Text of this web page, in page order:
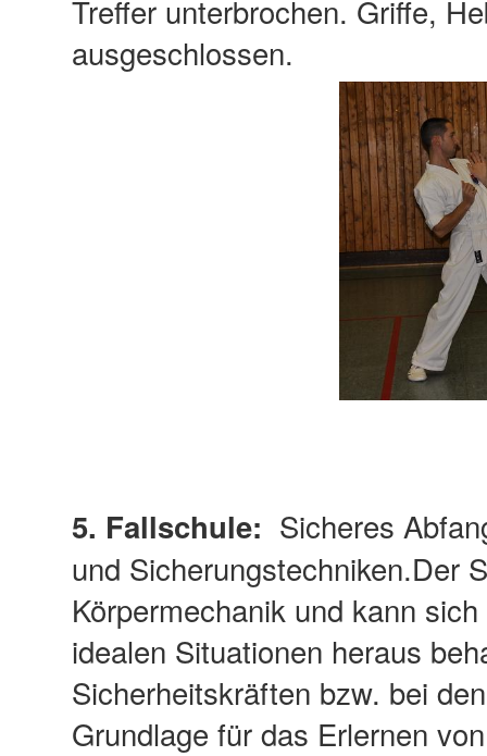
Treffer unterbrochen. Griffe,
ausgeschlossen.
5. Fallschule: Sicheres
und Sicherungstechniken.Der
Körpermechanik und kann
idealen Situationen heraus
Sicherheitskräften bzw. bei
Grundlage für das Erlernen